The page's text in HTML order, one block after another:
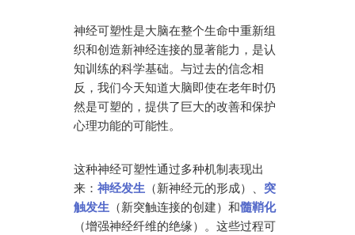
神经可塑性是大脑在整个生命中重新组
织和创造新神经连接的显著能力，是认
知训练的科学基础。与过去的信念相
反，我们今天知道大脑即使在老年时仍
然是可塑的，提供了巨大的改善和保护
心理功能的可能性。
这种神经可塑性通过多种机制表现出
来： 神经发生（新神经元的形成）、 突
触发生（新突触连接的创建）和髓鞘化
（增强神经纤维的绝缘）。这些过程可